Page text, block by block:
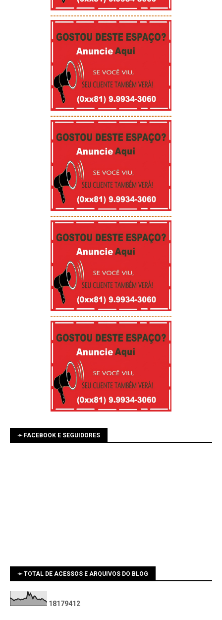
-----------------------------------------
-----------------------------------------
-----------------------------------------
-----------------------------------------
➛ FACEBOOK E SEGUIDORES
➛ TOTAL DE ACESSOS E ARQUIVOS DO BLOG
1 81 7941 2